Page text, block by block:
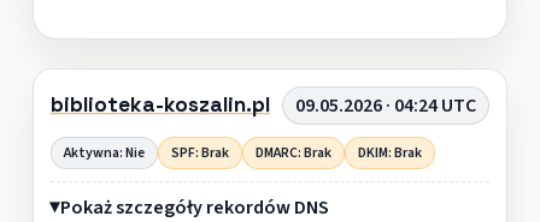
biblioteka-koszalin.pl 09.05.2026 · 04:24 UTC
Aktywna: Nie SPF: Brak DMARC: Brak DKIM: Brak
Pokaż szczegóły rekordów DNS